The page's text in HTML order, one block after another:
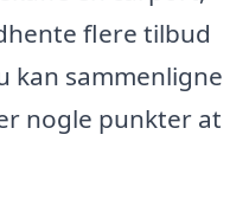
flere tilbud
kan sammenligne
nogle punkter at